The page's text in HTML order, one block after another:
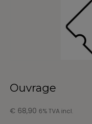
Ouvrage
€ 68,90 6% TVA incl.